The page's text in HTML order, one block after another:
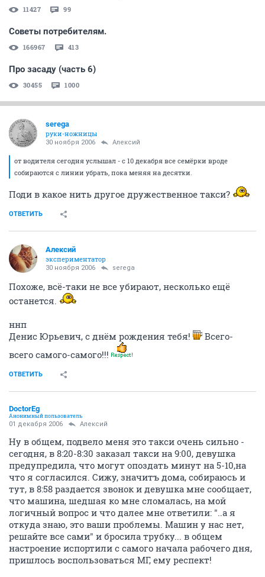
11427 99
Советы потребителям.
166967 413
Про засаду (часть 6)
30455 1000
serega
руки-ножницы
30 ноября 2006 Алексий
от водителя сегодня услышал - с 10 декабря все семёрки вроде
собираются с линии убрать, пока меняя на десятки.
Поди в какое нить другое дружественное такси?
ОТВЕТИТЬ
Алексий
экспериментатор
30 ноября 2006 serega
Похоже, всё-таки не все убирают, несколько ещё
останется.
ннп
Денис Юрьевич, с днём рождения тебя!
Всего-
всего самого-самого!!!
ОТВЕТИТЬ
DoctorEg
Анонимный пользователь
01 декабря 2006 Алексий
Ну в общем, подвело меня это такси очень сильно -
сегодня, в 8:20-8:30 заказал такси на 9:00, девушка
предупредила, что могут опоздать минут на 5-10,на
что я согласился. Сижу, значитъ дома, собираюсь и
тут, в 8:58 раздается звонок и девушка мне сообщает,
что машина, шедшая ко мне сломалась, на мой
логичный вопрос и что далее мне ответили: "..а я
откуда знаю, это ваши проблемы. Машин у нас нет,
решайте все сами" и бросила трубку... в общем
настроение испортили с самого начала рабочего дня,
пришлось воспользоваться МГ, ему респект!